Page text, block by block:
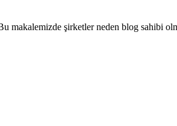
makalemizde şirketler neden blog sahibi